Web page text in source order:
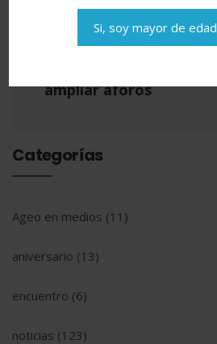
Si, soy mayor de edad
ampliar aforos
Categorías
Ageo en medios (11)
aniversario (13)
encuentro (6)
noticias (123)